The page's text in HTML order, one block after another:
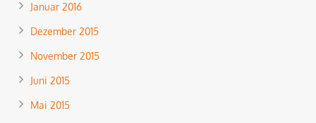
Januar 2016
Dezember 2015
November 2015
Juni 2015
Mai 2015